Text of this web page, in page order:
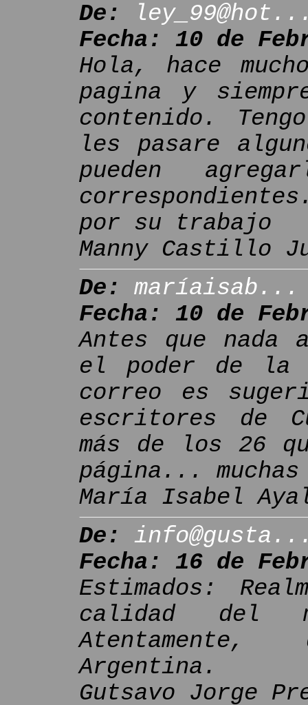
De:
Fecha: 10 de
Hola, hace
pagina y
contenido.
les pasare
pueden
por su trabajo
Manny Castillo
De:
maríaisab...
Fecha: 10 de
Antes que nada
el poder de la
correo es
escritores de
más de los 26
página...
María Isabel
De:
Fecha: 16 de
Estimados:
calidad del
Argentina.
Gutsavo Jorge